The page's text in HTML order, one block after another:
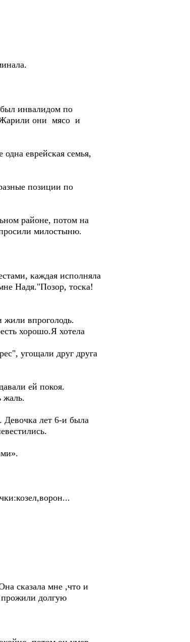
инвалидом по
Жарили они мясо и
еврейская семья,
позиции по
районе, потом на
милостыню.
каждая исполняла
Надя."Позор, тоска!
жили впроголодь.
хорошо.Я хотела
угощали друг друга
ей покоя.
жаль.
лет 6-и была
сказала мне ,что и
долгую